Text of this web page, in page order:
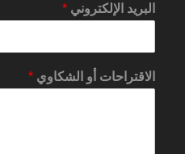
البريد الإلكتروني*
الاقتراحات أو الشكاوي*